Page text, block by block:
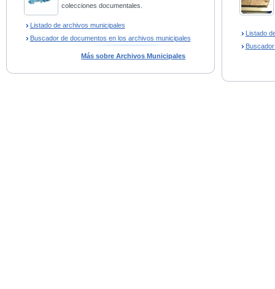
colecciones documentales.
Listado de archivos municipales
Buscador de documentos en los archivos municipales
Más sobre Archivos Municipales
Listado